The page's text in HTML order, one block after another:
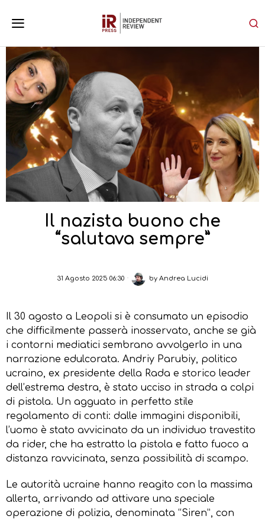
Il nazista buono che
“salutava sempre”
31 Agosto 2025 06:30 by Andrea Lucidi
Il 30 agosto a Leopoli si è consumato un episodio
che difficilmente passerà inosservato, anche se già
i contorni mediatici sembrano avvolgerlo in una
narrazione edulcorata. Andriy Parubiy, politico
ucraino, ex presidente della Rada e storico leader
dell’estrema destra, è stato ucciso in strada a colpi
di pistola. Un agguato in perfetto stile
regolamento di conti: dalle immagini disponibili,
l’uomo è stato avvicinato da un individuo travestito
da rider, che ha estratto la pistola e fatto fuoco a
distanza ravvicinata, senza possibilità di scampo.
Le autorità ucraine hanno reagito con la massima
allerta, arrivando ad attivare una speciale
operazione di polizia, denominata “Siren”, con